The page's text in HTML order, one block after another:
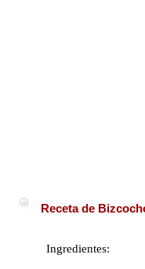
Receta de
Ingredientes: